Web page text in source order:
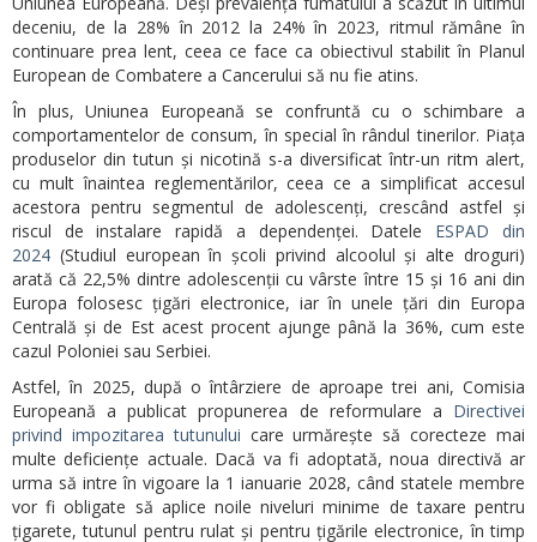
deceniu, de la 28% în 2012 la 24% în 2023, ritmul rămâne în
continuare prea lent, ceea ce face ca obiectivul stabilit în Planul
European de Combatere a Cancerului să nu fie atins.
În plus, Uniunea Europeană se confruntă cu o schimbare a
comportamentelor de consum, în special în rândul tinerilor. Piața
produselor din tutun și nicotină s-a diversificat într-un ritm alert,
cu mult înaintea reglementărilor, ceea ce a simplificat accesul
acestora pentru segmentul de adolescenți, crescând astfel și
riscul de instalare rapidă a dependenței. Datele ESPAD din
2024 (Studiul european în școli privind alcoolul și alte droguri)
arată că 22,5% dintre adolescenții cu vârste între 15 și 16 ani din
Europa folosesc țigări electronice, iar în unele țări din Europa
Centrală și de Est acest procent ajunge până la 36%, cum este
cazul Poloniei sau Serbiei.
Astfel, în 2025, după o întârziere de aproape trei ani, Comisia
Europeană a publicat propunerea de reformulare a Directivei
privind impozitarea tutunului care urmărește să corecteze mai
multe deficiențe actuale. Dacă va fi adoptată, noua directivă ar
urma să intre în vigoare la 1 ianuarie 2028, când statele membre
vor fi obligate să aplice noile niveluri minime de taxare pentru
țigarete, tutunul pentru rulat și pentru țigările electronice, în timp